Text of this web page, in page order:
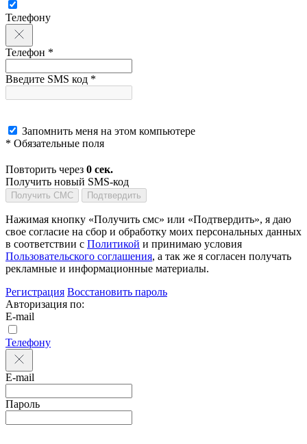
Телефону
Телефон *
Введите SMS код *
Запомнить меня на этом компьютере
* Обязательные поля
Повторить через 0 сек.
Получить новый SMS-код
Получить СМС Подтвердить
Нажимая кнопку «Получить смс» или «Подтвердить», я даю
свое согласие на сбор и обработку моих персональных данных
в соответствии с Политикой и принимаю условия
Пользовательского соглашения, а так же я согласен получать
рекламные и информационные материалы.
Регистрация Восстановить пароль
Авторизация по:
E-mail
Телефону
E-mail
Пароль